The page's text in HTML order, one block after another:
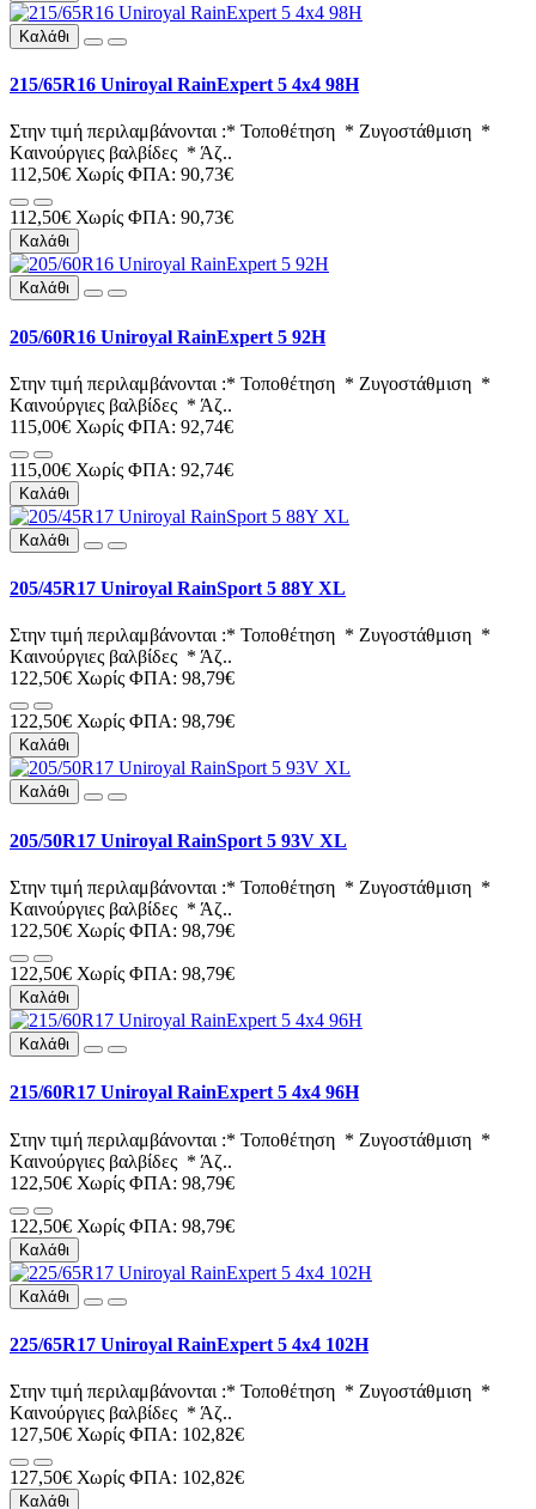
Καλάθι
215/65R16 Uniroyal RainExpert 5 4x4 98H
Στην τιμή περιλαμβάνονται :* Τοποθέτηση * Ζυγοστάθμιση *
Kαινούργιες βαλβίδες * Άζ..
112,50€ Χωρίς ΦΠΑ: 90,73€
112,50€ Χωρίς ΦΠΑ: 90,73€
Καλάθι
Καλάθι
205/60R16 Uniroyal RainExpert 5 92H
Στην τιμή περιλαμβάνονται :* Τοποθέτηση * Ζυγοστάθμιση *
Kαινούργιες βαλβίδες * Άζ..
115,00€ Χωρίς ΦΠΑ: 92,74€
115,00€ Χωρίς ΦΠΑ: 92,74€
Καλάθι
Καλάθι
205/45R17 Uniroyal RainSport 5 88Y XL
Στην τιμή περιλαμβάνονται :* Τοποθέτηση * Ζυγοστάθμιση *
Kαινούργιες βαλβίδες * Άζ..
122,50€ Χωρίς ΦΠΑ: 98,79€
122,50€ Χωρίς ΦΠΑ: 98,79€
Καλάθι
Καλάθι
205/50R17 Uniroyal RainSport 5 93V XL
Στην τιμή περιλαμβάνονται :* Τοποθέτηση * Ζυγοστάθμιση *
Kαινούργιες βαλβίδες * Άζ..
122,50€ Χωρίς ΦΠΑ: 98,79€
122,50€ Χωρίς ΦΠΑ: 98,79€
Καλάθι
Καλάθι
215/60R17 Uniroyal RainExpert 5 4x4 96H
Στην τιμή περιλαμβάνονται :* Τοποθέτηση * Ζυγοστάθμιση *
Kαινούργιες βαλβίδες * Άζ..
122,50€ Χωρίς ΦΠΑ: 98,79€
122,50€ Χωρίς ΦΠΑ: 98,79€
Καλάθι
Καλάθι
225/65R17 Uniroyal RainExpert 5 4x4 102H
Στην τιμή περιλαμβάνονται :* Τοποθέτηση * Ζυγοστάθμιση *
Kαινούργιες βαλβίδες * Άζ..
127,50€ Χωρίς ΦΠΑ: 102,82€
127,50€ Χωρίς ΦΠΑ: 102,82€
Καλάθι